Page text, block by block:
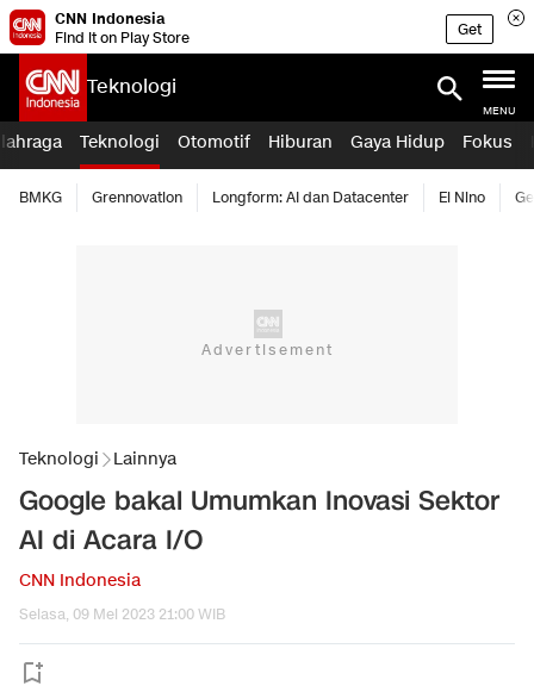
CNN Indonesia
Find it on Play Store
Get
Teknologi
MENU
Teknologi Otomotif Hiburan Gaya Hidup Fokus
BMKG Grennovation Longform: AI dan Datacenter El Nino
Teknologi Lainnya
Google bakal Umumkan Inovasi Sektor
AI di Acara I/O
CNN Indonesia
Selasa, 09 Mei 2023 21:00 WIB